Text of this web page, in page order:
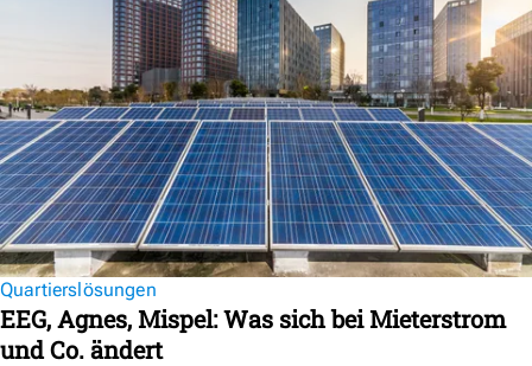
Quartierslösungen
EEG, Agnes, Mispel: Was sich bei Mieterstrom
und Co. ändert